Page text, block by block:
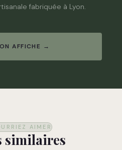
fabriquée à Lyon.
AFFICHE →
AIMER
similaires